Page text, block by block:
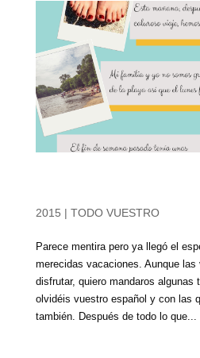
2015 | TODO VUESTRO
Parece mentira pero ya llegó el
merecidas vacaciones. Aunque
disfrutar, quiero mandaros algunas
olvidéis vuestro español y con las
también. Después de todo lo que...